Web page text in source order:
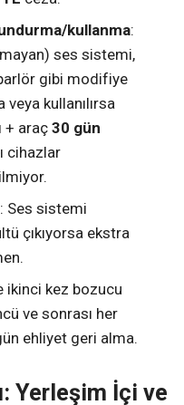
kullanma:
ses sistemi,
gibi modifiye
kullanılırsa
+ araç30 gün
cihazlar
: Ses sistemi
çıkıyorsa ekstra
ikinci kez bozucu
ve sonrası her
ehliyet geri alma.
Yerleşim İçi ve